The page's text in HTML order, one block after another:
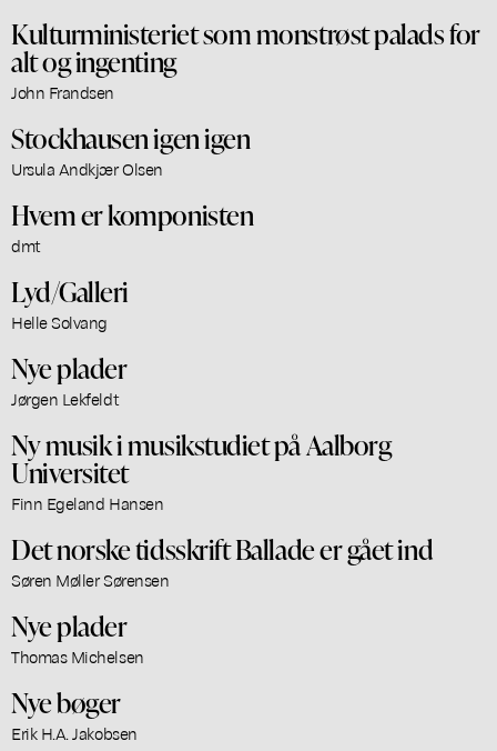
Kulturministeriet som monstrøst palads for
alt og ingenting
John Frandsen
Stockhausen igen igen
Ursula Andkjær Olsen
Hvem er komponisten
dmt
Lyd/Galleri
Helle Solvang
Nye plader
Jørgen Lekfeldt
Ny musik i musikstudiet på Aalborg
Universitet
Finn Egeland Hansen
Det norske tidsskrift Ballade er gået ind
Søren Møller Sørensen
Nye plader
Thomas Michelsen
Nye bøger
Erik H.A. Jakobsen